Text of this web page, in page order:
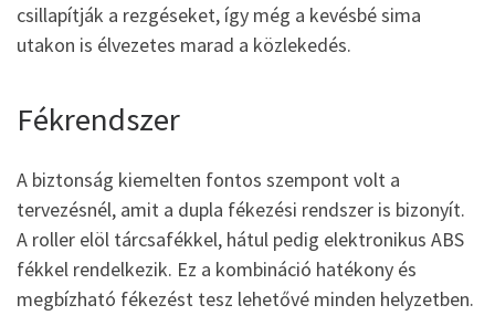
csillapítják a rezgéseket, így még a kevésbé sima
utakon is élvezetes marad a közlekedés.
Fékrendszer
A biztonság kiemelten fontos szempont volt a
tervezésnél, amit a dupla fékezési rendszer is bizonyít.
A roller elöl tárcsafékkel, hátul pedig elektronikus ABS
fékkel rendelkezik. Ez a kombináció hatékony és
megbízható fékezést tesz lehetővé minden helyzetben.